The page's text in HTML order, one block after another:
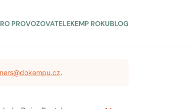
PROVOZOVATELEKEMP ROKUBLOG
.